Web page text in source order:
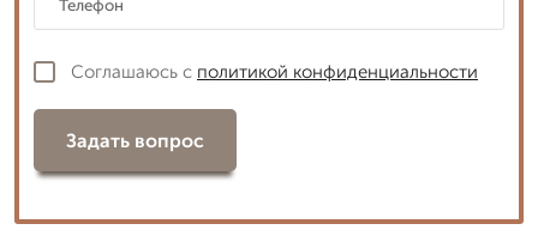
Соглашаюсь с политикой конфиденциальности
Задать вопрос